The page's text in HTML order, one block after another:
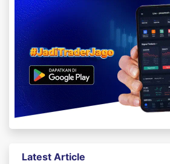
Latest Article